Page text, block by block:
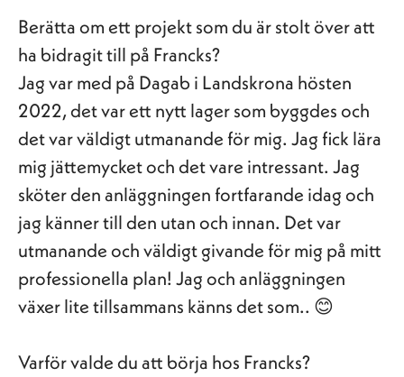
Berätta om ett projekt som du är stolt över att
ha bidragit till på Francks?
Jag var med på Dagab i Landskrona hösten
2022, det var ett nytt lager som byggdes och
det var väldigt utmanande för mig. Jag fick lära
mig jättemycket och det vare intressant. Jag
sköter den anläggningen fortfarande idag och
jag känner till den utan och innan. Det var
utmanande och väldigt givande för mig på mitt
professionella plan! Jag och anläggningen
växer lite tillsammans känns det som.. 😊
Varför valde du att börja hos Francks?